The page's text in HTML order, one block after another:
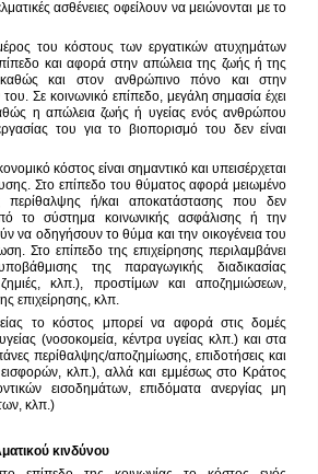
ασθένειες οφείλουν να μειώνονται με το
του κόστους των εργατικών ατυχημάτων
και αφορά στην απώλεια της ζωής ή της
και στον ανθρώπινο πόνο και στην
Σε κοινωνικό επίπεδο, μεγάλη σημασία έχει
η απώλεια ζωής ή υγείας ενός ανθρώπου
του για το βιοπορισμό του δεν είναι
κόστος είναι σημαντικό και υπεισέρχεται
Στο επίπεδο του θύματος αφορά μειωμένο
περίθαλψης ή/και αποκατάστασης που δεν
το σύστημα κοινωνικής ασφάλισης ή την
να οδηγήσουν το θύμα και την οικογένεια του
Στο επίπεδο της επιχείρησης περιλαμβάνει
της παραγωγικής διαδικασίας
κλπ.), προστίμων και αποζημιώσεων,
επιχείρησης, κλπ.
το κόστος μπορεί να αφορά στις δομές
(νοσοκομεία, κέντρα υγείας κλπ.) και στα
περίθαλψης/αποζημίωσης, επιδοτήσεις και
κλπ.), αλλά και εμμέσως στο Κράτος
εισοδημάτων, επιδόματα ανεργίας μη
κλπ.)
κινδύνου